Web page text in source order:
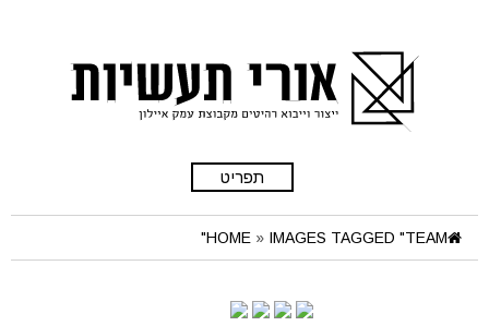
תפריט
HOME » IMAGES TAGGED "TEAM"